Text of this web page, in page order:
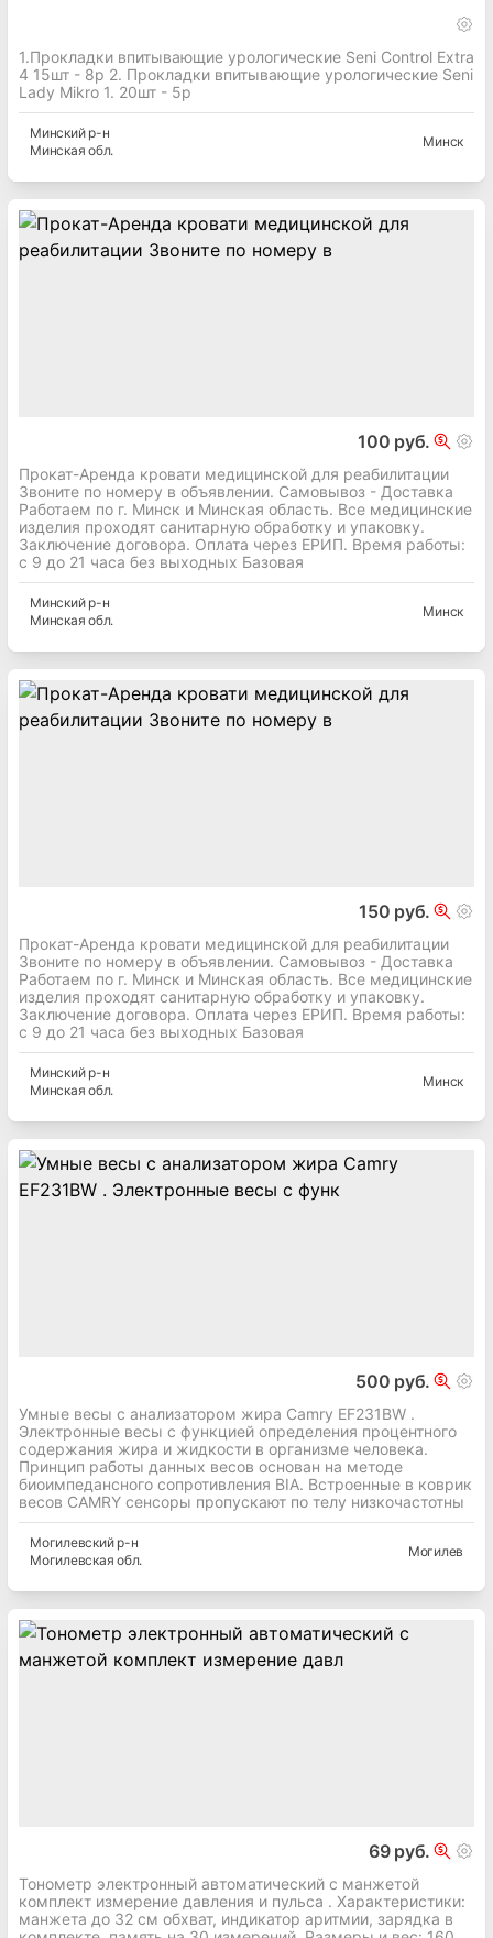
1.Прокладки впитывающие урологические Seni Control Extra
4 15шт - 8р 2. Прокладки впитывающие урологические Seni
Lady Mikro 1. 20шт - 5р
Минскийр-н
Минская обл.
Минск
100 руб.
Прокат-Аренда кровати медицинской для реабилитации
Звоните по номеру в объявлении. Самовывоз - Доставка
Работаем по г. Минск и Минская область. Все медицинские
изделия проходят санитарную обработку и упаковку.
Заключение договора. Оплата через ЕРИП. Время работы:
с 9 до 21 часа без выходных Базовая
Минскийр-н
Минская обл.
Минск
150 руб.
Прокат-Аренда кровати медицинской для реабилитации
Звоните по номеру в объявлении. Самовывоз - Доставка
Работаем по г. Минск и Минская область. Все медицинские
изделия проходят санитарную обработку и упаковку.
Заключение договора. Оплата через ЕРИП. Время работы:
с 9 до 21 часа без выходных Базовая
Минскийр-н
Минская обл.
Минск
500 руб.
Умные весы с анализатором жира Camry EF231BW .
Электронные весы с функцией определения процентного
содержания жира и жидкости в организме человека.
Принцип работы данных весов основан на методе
биоимпедансного сопротивления BIA. Встроенные в коврик
весов CAMRY сенсоры пропускают по телу низкочастотны
Могилевскийр-н
Могилевская обл.
Могилев
69 руб.
Тонометр электронный автоматический с манжетой
комплект измерение давления и пульса . Характеристики:
манжета до 32 см обхват, индикатор аритмии, зарядка в